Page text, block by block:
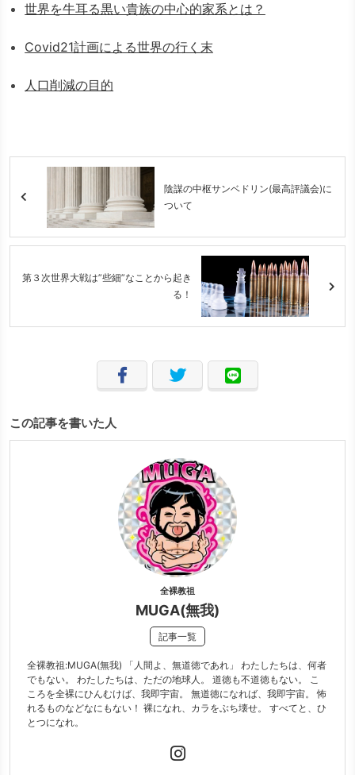
世界を牛耳る黒い貴族の中心的家系とは？
Covid21計画による世界の行く末
人口削減の目的
陰謀の中枢サンベドリン(最高評議会)に
ついて
第３次世界大戦は”些細”なことから起き
る！
この記事を書いた人
全裸教祖
MUGA(無我)
記事一覧
全裸教祖:MUGA(無我) 「人間よ、無道徳であれ」 わたしたちは、何者
でもない。 わたしたちは、ただの地球人。 道徳も不道徳もない。 こ
ころを全裸にひんむけば、我即宇宙。 無道徳になれば、我即宇宙。 怖
れるものなどなにもない！ 裸になれ、カラをぶち壊せ。 すべてと、ひ
とつになれ。